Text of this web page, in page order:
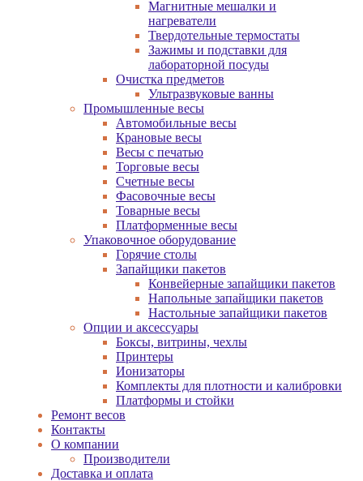
Магнитные мешалки и
нагреватели
Твердотельные термостаты
Зажимы и подставки для
лабораторной посуды
Очистка предметов
Ультразвуковые ванны
Промышленные весы
Автомобильные весы
Крановые весы
Весы с печатью
Торговые весы
Счетные весы
Фасовочные весы
Товарные весы
Платформенные весы
Упаковочное оборудование
Горячие столы
Запайщики пакетов
Конвейерные запайщики пакетов
Напольные запайщики пакетов
Настольные запайщики пакетов
Опции и аксессуары
Боксы, витрины, чехлы
Принтеры
Ионизаторы
Комплекты для плотности и калибровки
Платформы и стойки
Ремонт весов
Контакты
О компании
Производители
Доставка и оплата